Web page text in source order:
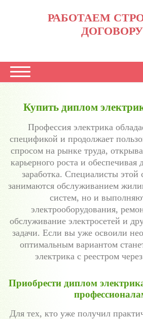
РАБОТАЕМ
Купить диплом
Профессия электрика
спецификой и продолжает
спросом на рынке труда,
карьерного роста и
заработка. Специалисты этой
занимаются обслуживанием
систем, но и
электрооборудования,
обслуживание электросетей и
задачи. Если вы уже освоили
оптимальным вариантом
электрика с реестром
Приобрести диплом
Для тех, кто уже получил